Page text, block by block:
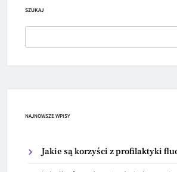
SZUKAJ
NAJNOWSZE WPISY
Jakie są korzyści z profilaktyki